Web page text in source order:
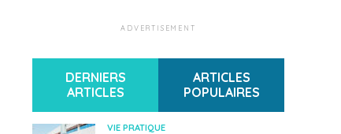
ADVERTISEMENT
DERNIERS
ARTICLES
ARTICLES
POPULAIRES
VIE PRATIQUE